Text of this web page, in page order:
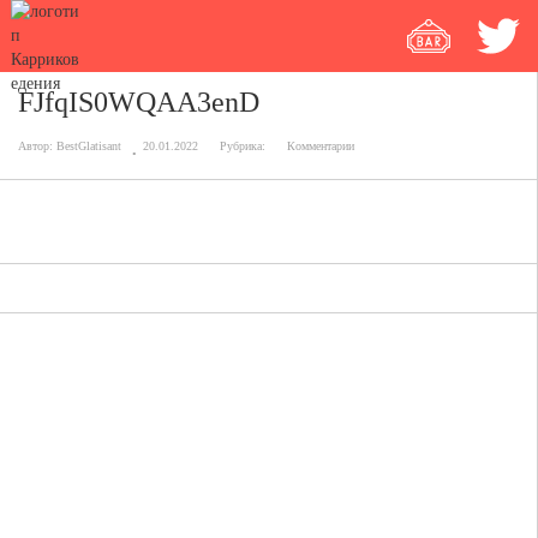
FJfqIS0WQAA3enD
Автор: BestGlatisant 20.01.2022 Рубрика: Комментарии